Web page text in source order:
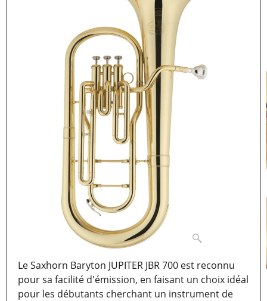
Le Saxhorn Baryton JUPITER JBR 700 est reconnu
pour sa facilité d'émission, en faisant un choix idéal
pour les débutants cherchant un instrument de